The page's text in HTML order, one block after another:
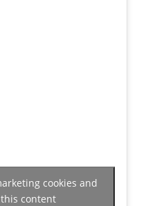
cookies and
content